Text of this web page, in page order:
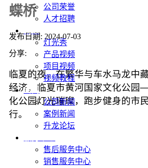
公司荣誉
人才招聘
视频
灯光秀
产品视频
项目视频
视频教程
新闻
公司新闻
案例新闻
升龙论坛
售后服务中心
销售服务中心
蝶桥
发布日期: 2024-07-03
分享:
临夏的夜，在繁华与车水马龙中
经济，临夏市黄河国家文化公
化公园灯光璀璨，跑步健身的市
行。